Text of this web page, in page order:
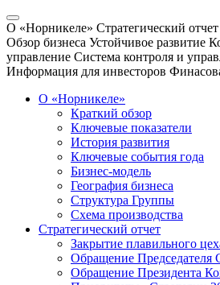
О «Норникеле» Стратегический отчет
Обзор бизнеса Устойчивое развитие
управление Система контроля и
Информация для инвесторов
О «Норникеле»
Краткий обзор
Ключевые показатели
История развития
Ключевые события года
Бизнес-модель
География бизнеса
Структура Группы
Схема производства
Стратегический отчет
Закрытие плавильного
Обращение Председателя
Обращение Президента